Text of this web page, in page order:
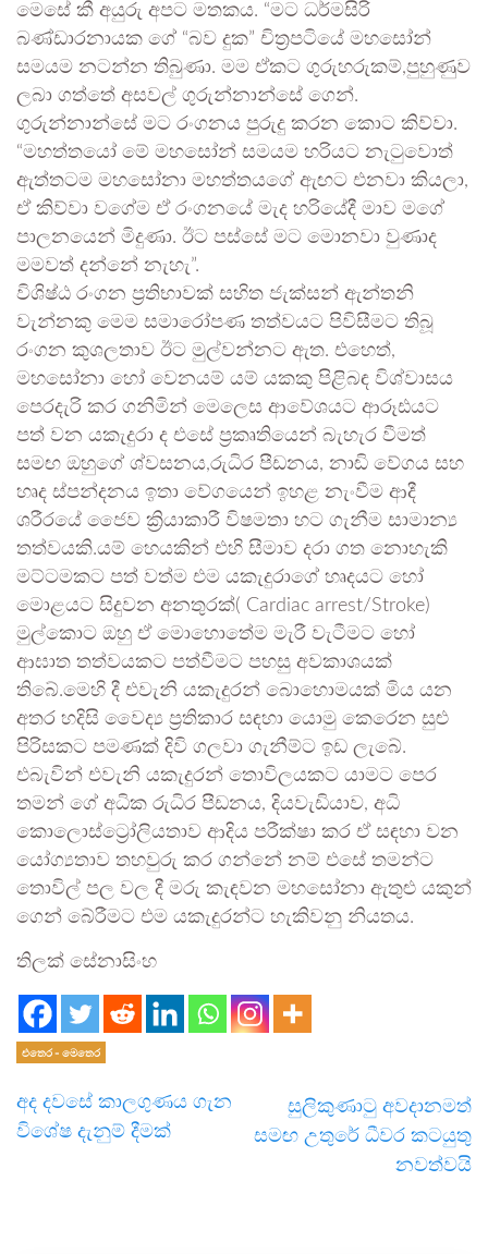
මෙසේ කී අයුරු අපට මතකය. “මට ධර්මසිරි
බණ්ඩාරනායක ගේ “බව දුක” චිත්‍රපටියේ මහසෝන්
සමයම නටන්න තිබුණා. මම ඒකට ගුරුහරුකම්,පුහුණුව
ලබා ගත්තේ අසවල් ගුරුන්නාන්සේ ගෙන්.
ගුරුන්නාන්සේ මට රංගනය පුරුදු කරන කොට කිව්වා.
“මහත්තයෝ මේ මහසෝන් සමයම හරියට නැටුවොත්
ඇත්තටම මහසෝනා මහත්තයගේ ඇඟට එනවා කියලා,
ඒ කිව්වා වගේම ඒ රංගනයේ මැද හරියේදී මාව මගේ
පාලනයෙන් මිදුණා. ඊට පස්සේ මට මොනවා වුණාද
මමවත් දන්නේ නැහැ”.
විශිෂ්ඨ රංගන ප්‍රතිභාවක් සහිත ජැක්සන් ඇන්තනි
වැන්නකු මෙම සමාරෝපණ තත්වයට පිවිසීමට තිබූ
රංගන කුශලතාව ඊට මුල්වන්නට ඇත. එහෙත්,
මහසෝනා හෝ වෙනයම් යම් යකකු පිළිබඳ විශ්වාසය
පෙරදැරි කර ගනිමින් මෙලෙස ආවේශයට ආරූඪයට
පත් වන යකැදුරා ද එසේ ප්‍රකෘතියෙන් බැහැර වීමත්
සමඟ ඔහුගේ ශ්වසනය,රුධිර පීඩනය, නාඬි වේගය සහ
හෘද ස්පන්දනය ඉතා වේගයෙන් ඉහළ නැංවීම ආදී
ශරීරයේ ජෛව ක්‍රියාකාරී විෂමතා හට ගැනීම සාමාන්‍ය
තත්වයකි.යම් හෙයකින් එහි සීමාව දරා ගත නොහැකි
මට්ටමකට පත් වත්ම එම යකැදුරාගේ හෘදයට හෝ
මොළයට සිදුවන අනතුරක්( Cardiac arrest/Stroke)
මුල්කොට ඔහු ඒ මොහොතේම මැරී වැටීමට හෝ
ආඝාත තත්වයකට පත්වීමට පහසු අවකාශයක්
තිබේ.මෙහි දී එවැනි යකැදුරන් බොහොමයක් මිය යන
අතර හදිසි වෛද්‍ය ප්‍රතිකාර සඳහා යොමු කෙරෙන සුළු
පිරිසකට පමණක් දිවි ගලවා ගැනීම්ට ඉඩ ලැබේ.
එබැවින් එවැනි යකැදුරන් තොවිලයකට යාමට පෙර
තමන් ගේ අධික රුධිර පීඩනය, දියවැඩියාව, අධි
කොලොස්ට්‍රෝලියතාව ආදිය පරීක්ෂා කර ඒ සඳහා වන
යෝග්‍යතාව තහවුරු කර ගන්නේ නම් එසේ තමන්ට
තොවිල් පල වල දී මරු කැඳවන මහසෝනා ඇතුළු යකුන්
ගෙන් බේරීමට එම යකැදුරන්ට හැකිවනු නියතය.
තිලක් සේනාසිංහ
එතෙර - මෙතෙර
අද දවසේ කාලගුණය ගැන
විශේෂ දැනුම් දීමක්
සුලිකුණාටු අවදානමත්
සමඟ උතුරේ ධීවර කටයුතු
නවත්වයි